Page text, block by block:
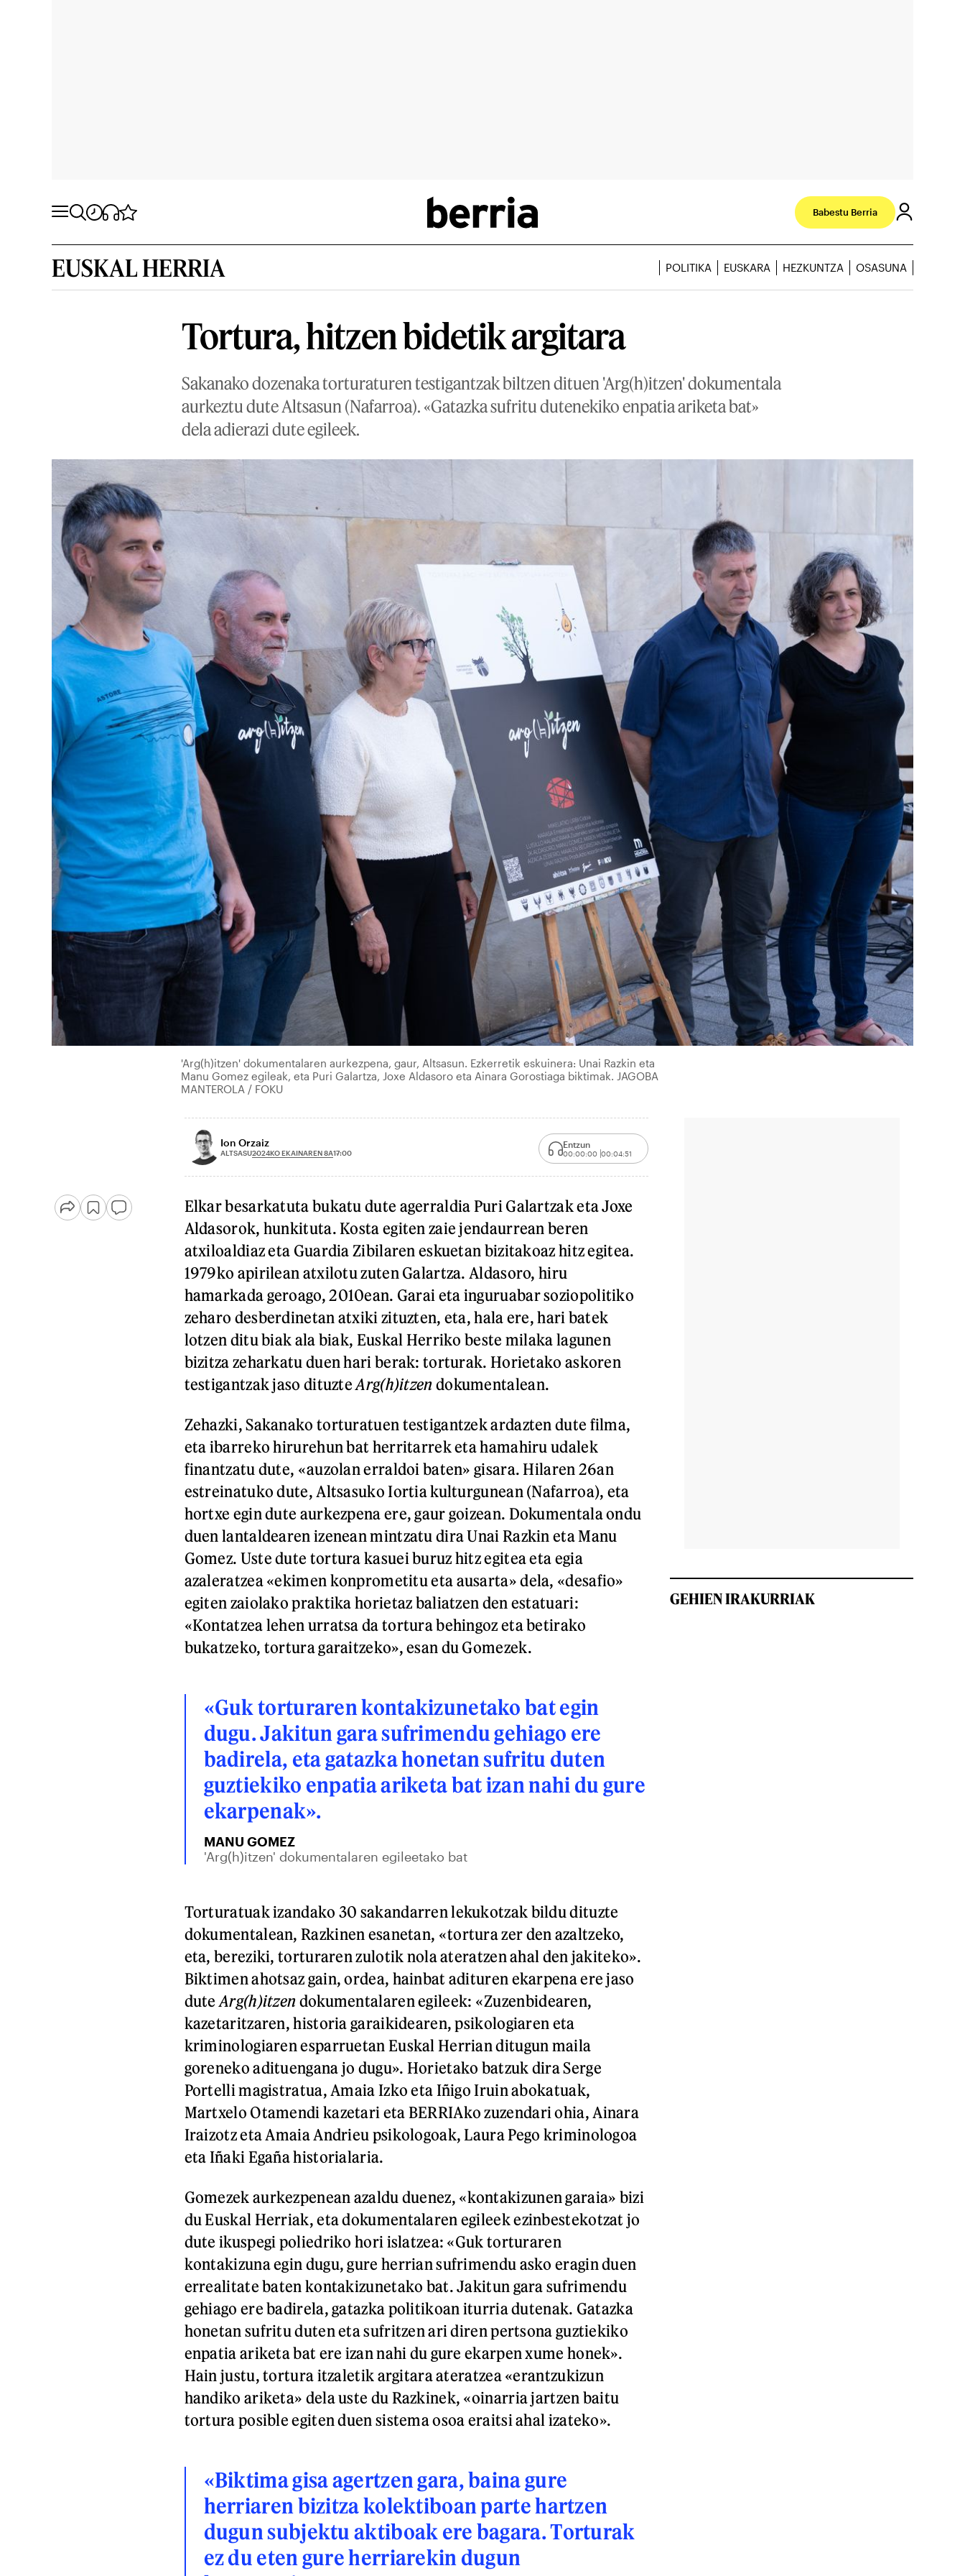
Babestu Berria
EUSKAL HERRIA POLITIKA EUSKARA HEZKUNTZA OSASUNA
Tortura, hitzen bidetik argitara
Sakanako dozenaka torturaturen testigantzak biltzen dituen 'Arg(h)itzen' dokumentala
aurkeztu dute Altsasun (Nafarroa). «Gatazka sufritu dutenekiko enpatia ariketa bat»
dela adierazi dute egileek.
'Arg(h)itzen' dokumentalaren aurkezpena, gaur, Altsasun. Ezkerretik eskuinera: Unai Razkin eta
Manu Gomez egileak, eta Puri Galartza, Joxe Aldasoro eta Ainara Gorostiaga biktimak. JAGOBA
MANTEROLA / FOKU
Ion Orzaiz
ALTSASU2024KO EKAINAREN 8A17:00
Entzun
00:00:00 00:04:51
Elkar besarkatuta bukatu dute agerraldia Puri Galartzak eta Joxe
Aldasorok, hunkituta. Kosta egiten zaie jendaurrean beren
atxiloaldiaz eta Guardia Zibilaren eskuetan bizitakoaz hitz egitea.
1979ko apirilean atxilotu zuten Galartza. Aldasoro, hiru
hamarkada geroago, 2010ean. Garai eta inguruabar soziopolitiko
zeharo desberdinetan atxiki zituzten, eta, hala ere, hari batek
lotzen ditu biak ala biak, Euskal Herriko beste milaka lagunen
bizitza zeharkatu duen hari berak: torturak. Horietako askoren
testigantzak jaso dituzteArg(h)itzen dokumentalean.
Zehazki, Sakanako torturatuen testigantzek ardazten dute filma,
eta ibarreko hirurehun bat herritarrek eta hamahiru udalek
finantzatu dute, «auzolan erraldoi baten» gisara. Hilaren 26an
estreinatuko dute, Altsasuko Iortia kulturgunean (Nafarroa), eta
hortxe egin dute aurkezpena ere, gaur goizean. Dokumentala ondu
duen lantaldearen izenean mintzatu dira Unai Razkin eta Manu
Gomez. Uste dute tortura kasuei buruz hitz egitea eta egia
azaleratzea «ekimen konprometitu eta ausarta» dela, «desafio»
egiten zaiolako praktika horietaz baliatzen den estatuari:
«Kontatzea lehen urratsa da tortura behingoz eta betirako
bukatzeko, tortura garaitzeko», esan du Gomezek.
«Guk torturaren kontakizunetako bat egin
dugu. Jakitun gara sufrimendu gehiago ere
badirela, eta gatazka honetan sufritu duten
guztiekiko enpatia ariketa bat izan nahi du gure
ekarpenak».
MANU GOMEZ
'Arg(h)itzen' dokumentalaren egileetako bat
Torturatuak izandako 30 sakandarren lekukotzak bildu dituzte
dokumentalean, Razkinen esanetan, «tortura zer den azaltzeko,
eta, bereziki, torturaren zulotik nola ateratzen ahal den jakiteko».
Biktimen ahotsaz gain, ordea, hainbat adituren ekarpena ere jaso
dute Arg(h)itzen dokumentalaren egileek: «Zuzenbidearen,
kazetaritzaren, historia garaikidearen, psikologiaren eta
kriminologiaren esparruetan Euskal Herrian ditugun maila
goreneko adituengana jo dugu». Horietako batzuk dira Serge
Portelli magistratua, Amaia Izko eta Iñigo Iruin abokatuak,
Martxelo Otamendi kazetari eta BERRIAko zuzendari ohia, Ainara
Iraizotz eta Amaia Andrieu psikologoak, Laura Pego kriminologoa
eta Iñaki Egaña historialaria.
Gomezek aurkezpenean azaldu duenez, «kontakizunen garaia» bizi
du Euskal Herriak, eta dokumentalaren egileek ezinbestekotzat jo
dute ikuspegi poliedriko hori islatzea: «Guk torturaren
kontakizuna egin dugu, gure herrian sufrimendu asko eragin duen
errealitate baten kontakizunetako bat. Jakitun gara sufrimendu
gehiago ere badirela, gatazka politikoan iturria dutenak. Gatazka
honetan sufritu duten eta sufritzen ari diren pertsona guztiekiko
enpatia ariketa bat ere izan nahi du gure ekarpen xume honek».
Hain justu, tortura itzaletik argitara ateratzea «erantzukizun
handiko ariketa» dela uste du Razkinek, «oinarria jartzen baitu
tortura posible egiten duen sistema osoa eraitsi ahal izateko».
«Biktima gisa agertzen gara, baina gure
herriaren bizitza kolektiboan parte hartzen
dugun subjektu aktiboak ere bagara. Torturak
ez du eten gure herriarekin dugun
GEHIEN IRAKURRIAK